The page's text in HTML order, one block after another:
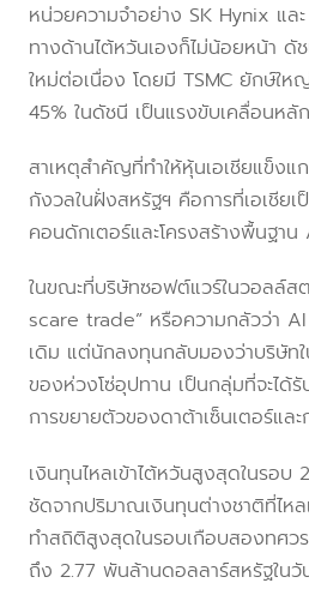
หน่วยความจำอย่าง SK Hynix แล
ทางด้านไต้หวันเองก็ไม่น้อยหน้า
ใหม่ต่อเนื่อง โดยมี TSMC ยักษ์ใ
45% ในดัชนี เป็นแรงขับเคลื่อนหลัก
สาเหตุสำคัญที่ทำให้หุ้นเอเชียแข็ง
กังวลในฝั่งสหรัฐฯ คือการที่เอเชีย
คอนดักเตอร์และโครงสร้างพื้นฐาน
ในขณะที่บริษัทซอฟต์แวร์ในวอลล์ส
scare trade” หรือความกลัวว่า AI
เดิม แต่นักลงทุนกลับมองว่าบริษัทใ
ของห่วงโซ่อุปทาน เป็นกลุ่มที่จะได้
การขยายตัวของดาต้าเซ็นเตอร์แล
เงินทุนไหลเข้าไต้หวันสูงสุดในรอบ
ชัดจากปริมาณเงินทุนต่างชาติที่ไห
ทำสถิติสูงสุดในรอบเกือบสองทศว
ถึง 2.77 พันล้านดอลลาร์สหรัฐในวั